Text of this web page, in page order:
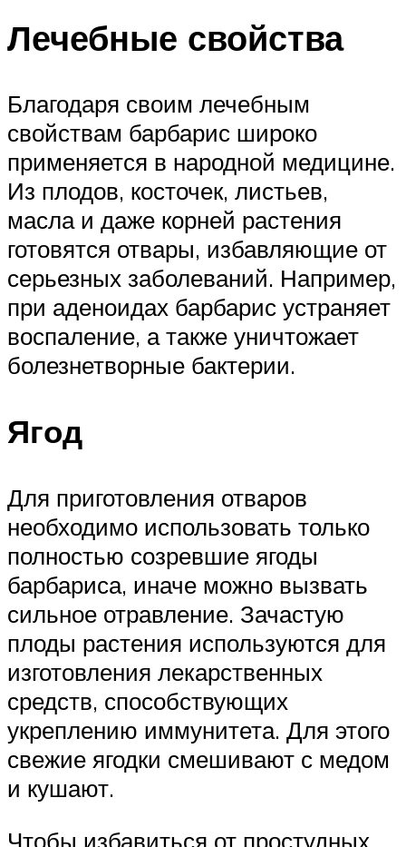
Лечебные свойства
Благодаря своим лечебным
свойствам барбарис широко
применяется в народной медицине.
Из плодов, косточек, листьев,
масла и даже корней растения
готовятся отвары, избавляющие от
серьезных заболеваний. Например,
при аденоидах барбарис устраняет
воспаление, а также уничтожает
болезнетворные бактерии.
Ягод
Для приготовления отваров
необходимо использовать только
полностью созревшие ягоды
барбариса, иначе можно вызвать
сильное отравление. Зачастую
плоды растения используются для
изготовления лекарственных
средств, способствующих
укреплению иммунитета. Для этого
свежие ягодки смешивают с медом
и кушают.
Чтобы избавиться от простудных